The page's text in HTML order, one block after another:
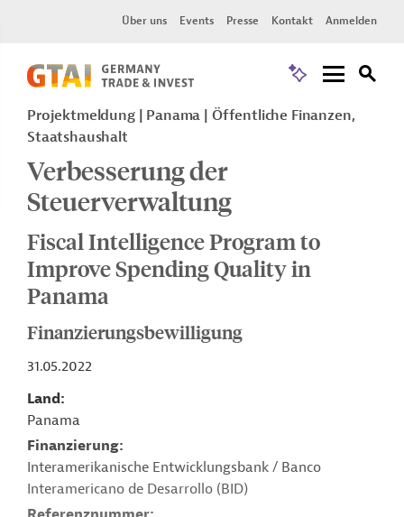
Über uns Events Presse Kontakt Anmelden
Projektmeldung Panama
Öffentliche Finanzen,
Staatshaushalt
Verbesserung der
Steuerverwaltung
Fiscal Intelligence Program to
Improve Spending Quality in
Panama
Finanzierungsbewilligung
31.05.2022
Land
Panama
Finanzierung
Interamerikanische Entwicklungsbank / Banco
Interamericano de Desarrollo (BID)